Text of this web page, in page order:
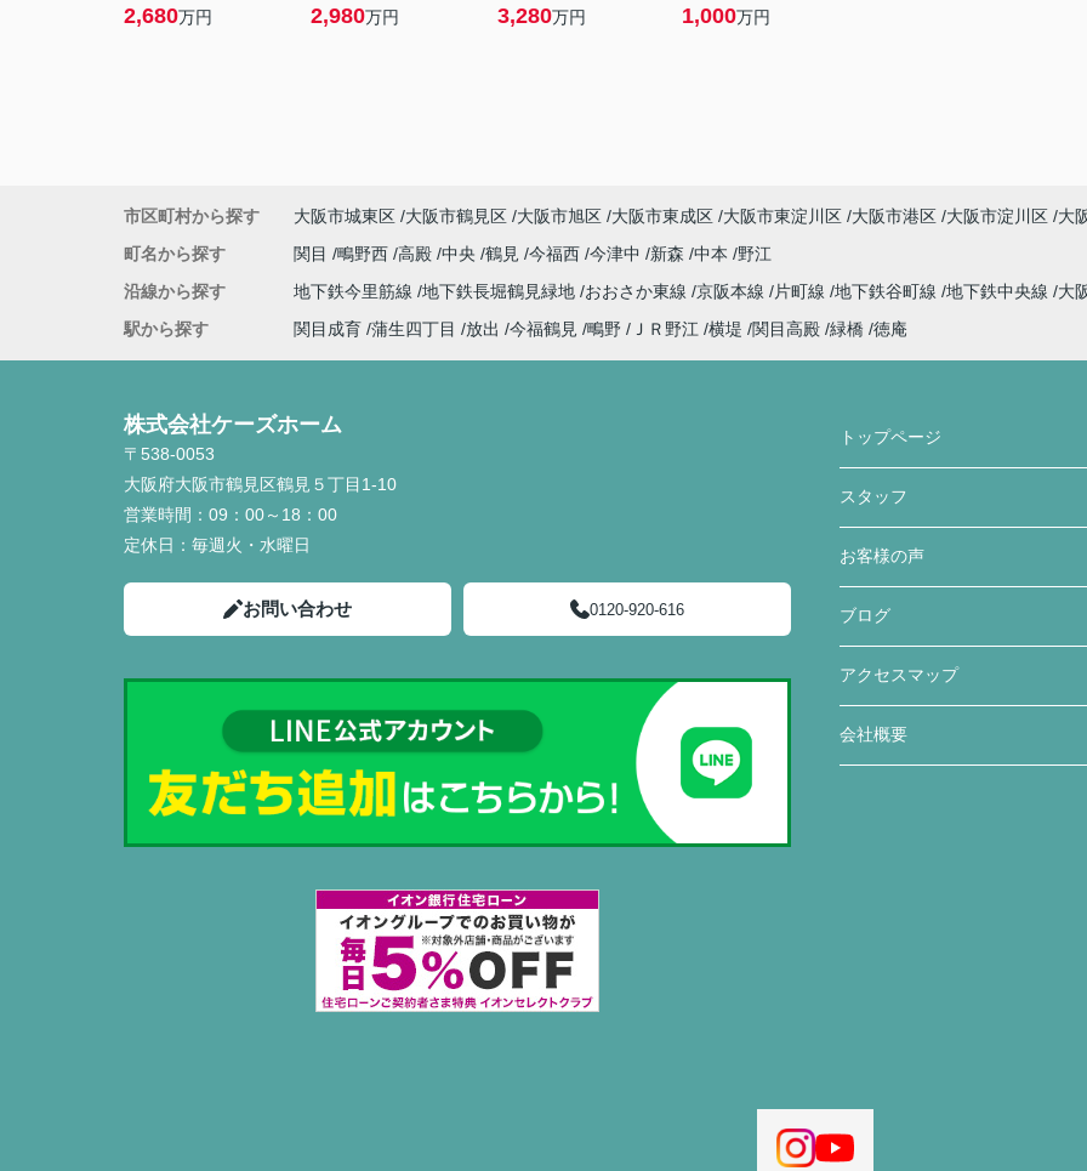
2,680万円 2,980万円 3,280万円 1,000万円
市区町村から探す 大阪市城東区 大阪市鶴見区 大阪市旭区 大阪市東成区 大阪市東淀川区 大阪市港区 大阪市淀川区 大
町名から探す
関目 鴫野西 高殿 中央 鶴見 今福西 今津中 新森 中本
野江
沿線から探す
地下鉄今里筋線 地下鉄長堀鶴見緑地 おおさか東線 京阪本線 片町線 地下鉄谷町線 地下鉄中央線 大
駅から探す
関目成育 蒲生四丁目 放出 今福鶴見 鴫野 ＪＲ野江 横堤 関目高殿 緑橋 徳庵
株式会社ケーズホーム
〒538-0053
大阪府大阪市鶴見区鶴見５丁目1-10
営業時間： 09：00～18：00
定休日： 毎週火・水曜日
お問い合わせ 0120-920-616
トップページ
スタッフ
お客様の声
ブログ
アクセスマップ
会社概要